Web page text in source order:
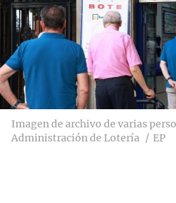
Imagen de archivo de varias
Administración de Lotería
EP